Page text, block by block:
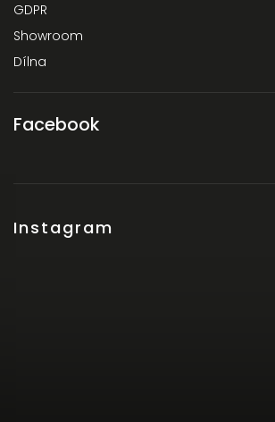
GDPR
Showroom
Dílna
Facebook
Instagram